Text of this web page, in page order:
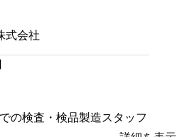
式会社
の検査・検品製造スタッフ